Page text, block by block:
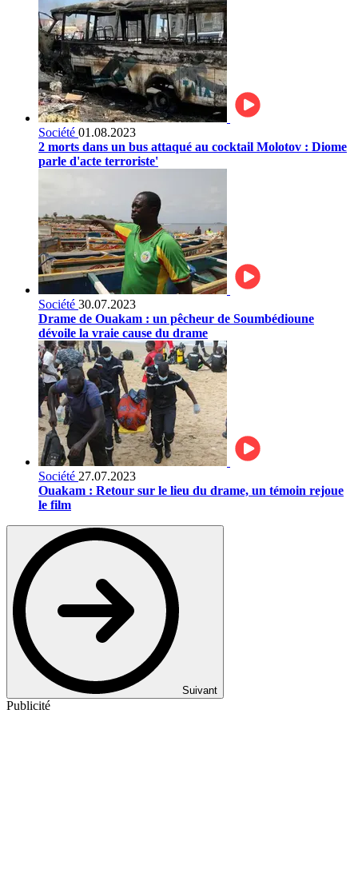
Société 01.08.2023
2 morts dans un bus attaqué au cocktail Molotov : Diome
parle d'acte terroriste'
Société 30.07.2023
Drame de Ouakam : un pêcheur de Soumbédioune
dévoile la vraie cause du drame
Société 27.07.2023
Ouakam : Retour sur le lieu du drame, un témoin rejoue
le film
Suivant
Publicité